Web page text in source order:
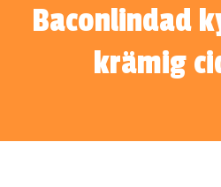
Baconlindad
krämig